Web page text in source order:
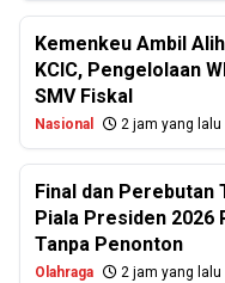
Kemenkeu Ambil
KCIC, Pengelolaan
SMV Fiskal
Nasional 2 jam yang lalu
Final dan Perebutan
Piala Presiden 2026
Tanpa Penonton
Olahraga 2 jam yang lalu